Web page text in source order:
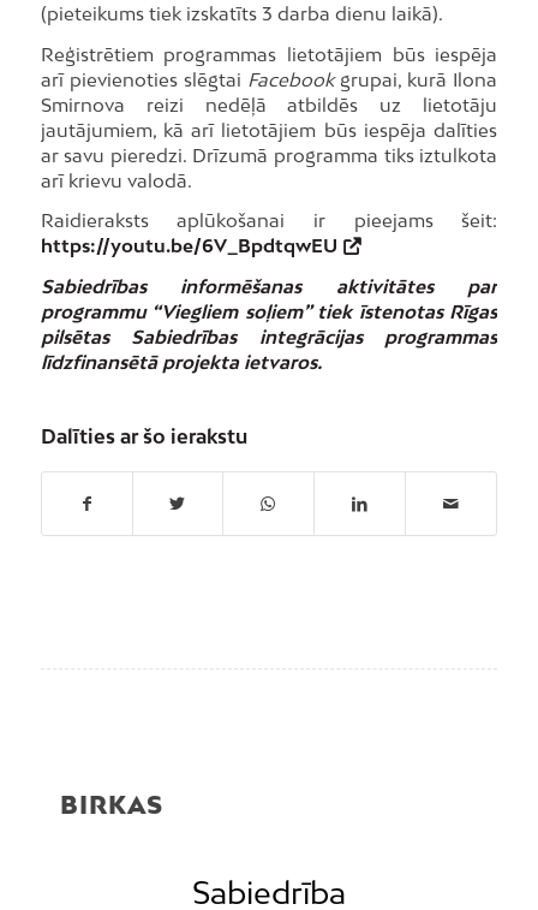
(pieteikums tiek izskatīts 3 darba dienu laikā).
Reģistrētiem programmas lietotājiem būs iespēja
arī pievienoties slēgtai Facebookgrupai, kurā Ilona
Smirnova reizi nedēļā atbildēs uz lietotāju
jautājumiem, kā arī lietotājiem būs iespēja dalīties
ar savu pieredzi. Drīzumā programma tiks iztulkota
arī krievu valodā.
Raidieraksts aplūkošanai ir pieejams šeit:
https://youtu.be/6V_BpdtqwEU
Sabiedrības informēšanas aktivitātes par
programmu “Viegliem soļiem” tiek īstenotas Rīgas
pilsētas Sabiedrības integrācijas programmas
līdzfinansētā projekta ietvaros.
Dalīties ar šo ierakstu
BIRKAS
Sabiedrība